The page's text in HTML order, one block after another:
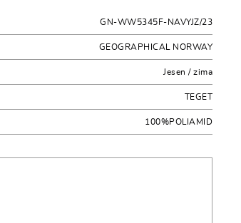
GN-WW5345F-NAVYJZ/23
GEOGRAPHICAL NORWAY
Jesen / zima
TEGET
100%POLIAMID